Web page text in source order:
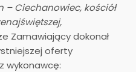
– Ciechanowiec, kościół
Zamawiający dokonał
oferty
wykonawcę: